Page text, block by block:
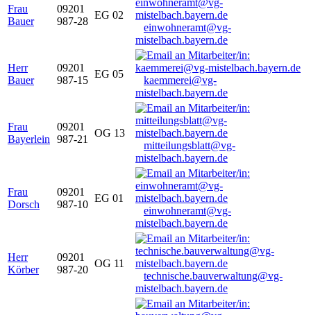
Frau
Bauer
09201
987-28
EG 02
einwohneramt@vg-
mistelbach.bayern.de
Herr
Bauer
09201
987-15
EG 05
kaemmerei@vg-
mistelbach.bayern.de
Frau
Bayerlein
09201
987-21
OG 13
mitteilungsblatt@vg-
mistelbach.bayern.de
Frau
Dorsch
09201
987-10
EG 01
einwohneramt@vg-
mistelbach.bayern.de
Herr
Körber
09201
987-20
OG 11
technische.bauverwaltung@vg-
mistelbach.bayern.de